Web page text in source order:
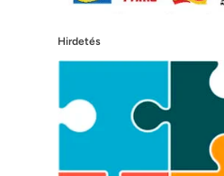
Hirdetés